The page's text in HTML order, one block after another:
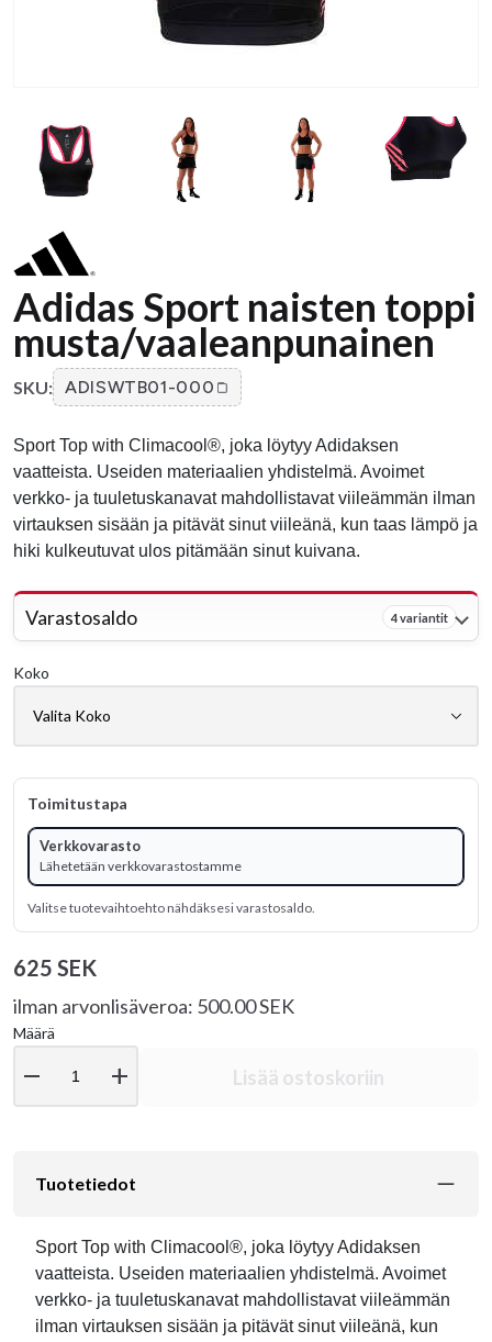
Adidas Sport naisten toppi
musta/vaaleanpunainen
SKU: ADISWTB01-000
Sport Top with Climacool®, joka löytyy Adidaksen
vaatteista. Useiden materiaalien yhdistelmä. Avoimet
verkko- ja tuuletuskanavat mahdollistavat viileämmän ilman
virtauksen sisään ja pitävät sinut viileänä, kun taas lämpö ja
hiki kulkeutuvat ulos pitämään sinut kuivana.
Varastosaldo 4 variantit
Koko
Toimitustapa
Verkkovarasto
Lähetetään verkkovarastostamme
Valitse tuotevaihtoehto nähdäksesi varastosaldo.
625 SEK
ilman arvonlisäveroa: 500.00 SEK
Määrä
remove add Lisää ostoskoriin
Tuotetiedot
Sport Top with Climacool®, joka löytyy Adidaksen
vaatteista. Useiden materiaalien yhdistelmä. Avoimet
verkko- ja tuuletuskanavat mahdollistavat viileämmän
ilman virtauksen sisään ja pitävät sinut viileänä, kun